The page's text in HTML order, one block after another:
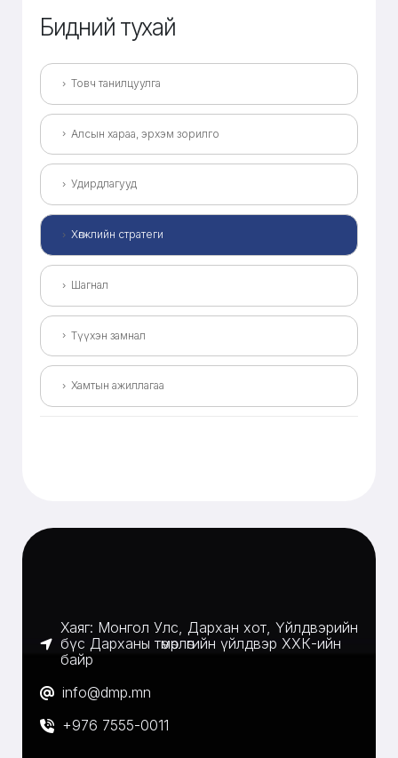
Бидний тухай
Товч танилцуулга
Алсын хараа, эрхэм зорилго
Удирдлагууд
Хөгжлийн стратеги
Шагнал
Түүхэн замнал
Хамтын ажиллагаа
Хаяг: Монгол Улс, Дархан хот, Үйлдвэрийн
бүс Дарханы төмөрлөгийн үйлдвэр ХХК-ийн
байр
info@dmp.mn
+976 7555-0011